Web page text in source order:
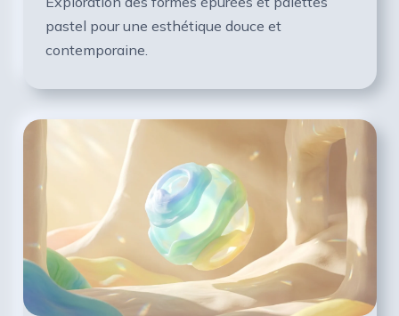
pastel pour une esthétique douce et
contemporaine.